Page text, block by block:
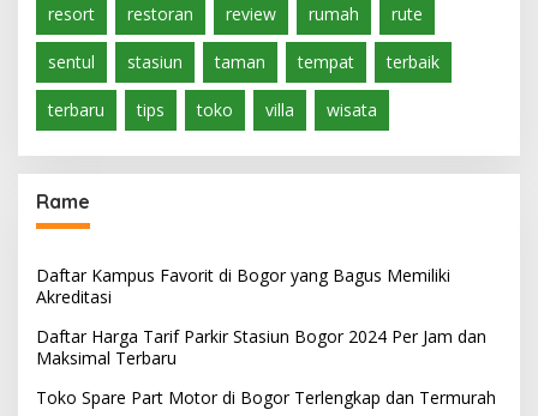
resort restoran review rumah rute
sentul stasiun taman tempat terbaik
terbaru tips toko villa wisata
Rame
Daftar Kampus Favorit di Bogor yang Bagus Memiliki
Akreditasi
Daftar Harga Tarif Parkir Stasiun Bogor 2024 Per Jam dan
Maksimal Terbaru
Toko Spare Part Motor di Bogor Terlengkap dan Termurah